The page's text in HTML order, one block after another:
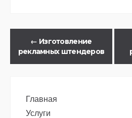
← Изготовление
рекламных штендеров
Главная
Услуги